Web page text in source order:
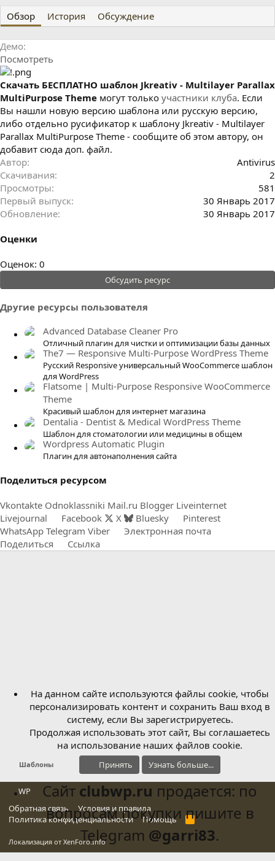
т
о
р
т
а
с
а
н
и
я
Обзор История Обсуждение
Демо
Посмотреть
Cкачать БЕСПЛАТНО шаблон Jkreativ - Multilayer Parallax
MultiPurpose Theme могут только участники клуба. Если
Вы нашли новую версию шаблона или русскую версию,
либо отдельно русификатор к шаблону Jkreativ - Multilayer
Parallax MultiPurpose Theme - сообщите об этом автору, он
добавит сюда доп. файл.
Автор
Antivirus
Скачивания
2
Просмотры
581
Первый выпуск
30 Январь 2017
Обновление
30 Январь 2017
Оценки
0
.
0
0
з
Оценок: 0
Обсудить ресурс
Другие ресурсы пользователя
Advanced Database Cleaner Pro
Отличный плагин для чистки и оптимизации базы данных
The7 — Responsive Multi-Purpose WordPress Theme
Русский Responsive универсальный WooCommerce шаблон
для WordPress
Flatsome | Multi-Purpose Responsive WooCommerce
Theme
Красивый шаблон для интернет магазина
Dentalia - Dentist & Medical WordPress Theme
Шаблон для стоматологии или медицины в общем
Wordpress Automatic Plugin
Плагин для автонаполнения сайта
Поделиться ресурсом
Vkontakte Odnoklassniki Mail.ru Blogger Liveinternet
Livejournal
Facebook X Bluesky
Pinterest
WhatsApp Telegram Viber
Электронная почта
Поделиться
Ссылка
Шаблоны
WP
Обратная связь
Условия и правила
Политика конфиденциальности
Помощь
R
S
Локализация от XenForo.Info
На данном сайте используются файлы cookie, чтобы
персонализировать контент и сохранить Ваш вход в
систему, если Вы зарегистрируетесь.
Продолжая использовать этот сайт, Вы соглашаетесь
на использование наших файлов cookie.
Принять Узнать больше...
Сайт clubwp.ru продается: по
вопросам покупки пишите в
Telegram @garri83.